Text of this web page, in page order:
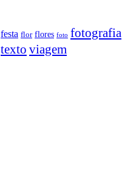
festa flor flores foto fotografia
texto viagem